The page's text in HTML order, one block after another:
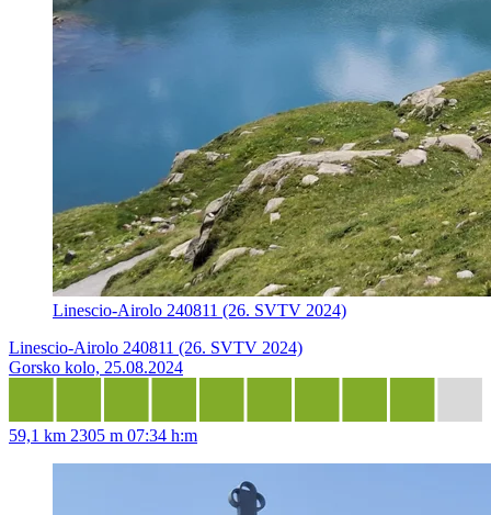
Linescio-Airolo 240811 (26. SVTV 2024)
Linescio-Airolo 240811 (26. SVTV 2024)
Gorsko kolo, 25.08.2024
59,1 km 2305 m 07:34 h:m